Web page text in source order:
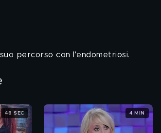
percorso con l'endometriosi.
48 SEC 4 MIN